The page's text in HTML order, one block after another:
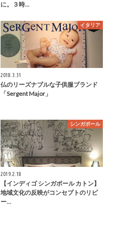
に。３時…
イタリア
2018.3.31
仏のリーズナブルな子供服ブランド
「Sergent Major」
シンガポール
2019.2.18
【インディゴ シンガポール カトン】
地域文化の反映がコンセプトのリピ
ー…